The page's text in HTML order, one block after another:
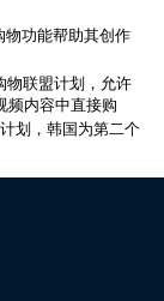
物功能帮助其创作
物联盟计划，允许
频内容中直接购
划，韩国为第二个